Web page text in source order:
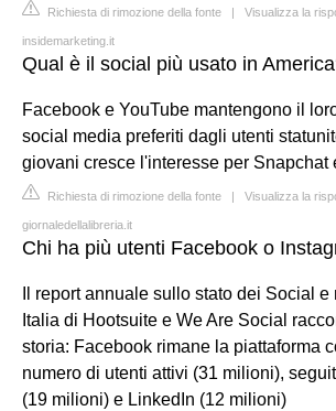
Richiesta di rimozione della fonte | Visualizza la
insidemarketing.it
Qual è il social più usato in
Facebook e YouTube mantengono il
social media preferiti dagli utenti
giovani cresce l'interesse per Snapchat
Richiesta di rimozione della fonte | Visualizza la
giornaledellalibreria.it
Chi ha più utenti Facebook o
Il report annuale sullo stato dei Social
Italia di Hootsuite e We Are Social
storia: Facebook rimane la piattaforma
numero di utenti attivi (31 milioni),
(19 milioni) e LinkedIn (12 milioni)